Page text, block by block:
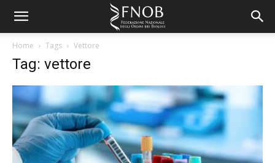
Home Tags Vettore
Tag: vettore